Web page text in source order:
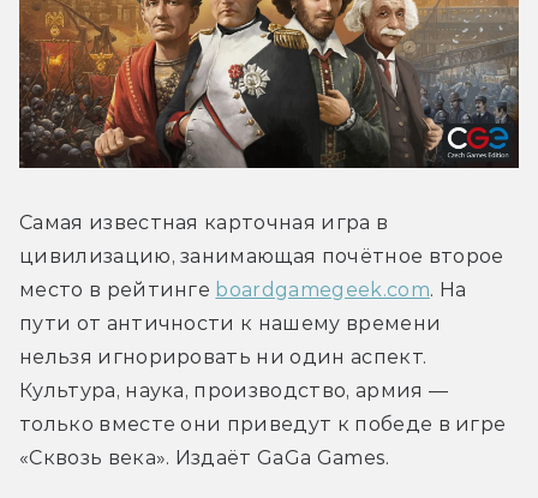
Самая известная карточная игра в
цивилизацию, занимающая почётное второе
место в рейтинге boardgamegeek.com. На
пути от античности к нашему времени
нельзя игнорировать ни один аспект.
Культура, наука, производство, армия —
только вместе они приведут к победе в игре
«Сквозь века». Издаёт GaGa Games.